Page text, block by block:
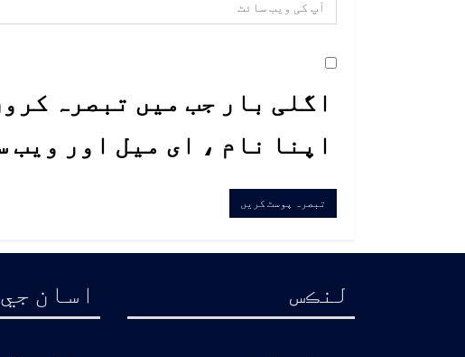
اگلی بار جب میں تبصرہ
اپنا نام ، ای میل اور ویب
لنڪس اسان